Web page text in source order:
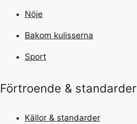
Nöje
Bakom kulisserna
Sport
Förtroende & standarder
Källor & standarder